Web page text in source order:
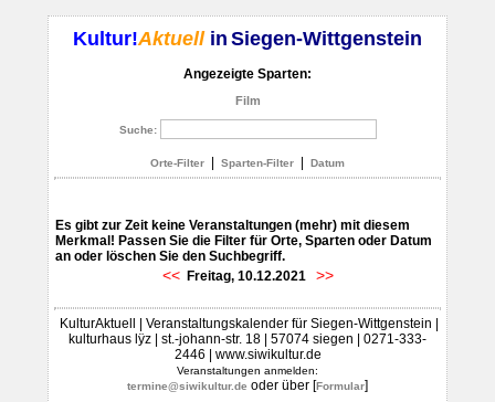
Kultur!Aktuellin Siegen-Wittgenstein
Angezeigte Sparten:
Film
Suche:
Orte-Filter Sparten-Filter Datum
Es gibt zur Zeit keine Veranstaltungen (mehr) mit diesem
Merkmal! Passen Sie die Filter für Orte, Sparten oder Datum
an oder löschen Sie den Suchbegriff.
<< Freitag, 10.12.2021 >>
KulturAktuell | Veranstaltungskalender für Siegen-Wittgenstein |
kulturhaus lÿz | st.-johann-str. 18 | 57074 siegen | 0271-333-
2446 | www.siwikultur.de
Veranstaltungen anmelden:
termine@siwikultur.de oder über [Formular]